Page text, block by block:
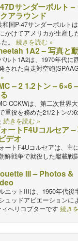
サンダーボルト –
アラウンド
和国P-47サンダーボルト
かけてアメリカが生産し
。 続きを読む »
1A2 – 写真と
ルト1A2は、1970年代に
された自走対空砲
– 2 1.2トン – 6×6
CCKWは、第二次世界
重役を務めた21/2トンの
続きを読む »
ートF4Uコルセア –
デオ
ートF4Uコルセアは、主
鮮戦争で就役した艦載戦
III – Photos &
エットIIIは、1950年代後
ュッドアビエーションに
ヘリコプターです 続き